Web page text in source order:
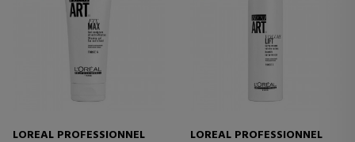
LOREAL PROFESSIONNEL
LOREAL PROFESSIONNEL